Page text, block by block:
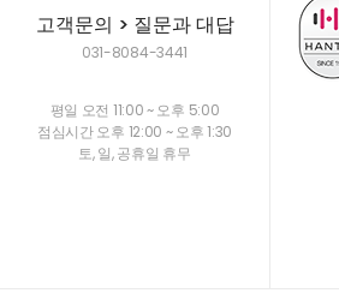
고객문의 > 질문과 대답
031-8084-3441
평일 오전 11:00 ~ 오후 5:00
점심시간 오후 12:00 ~ 오후 1:30
토, 일, 공휴일 휴무